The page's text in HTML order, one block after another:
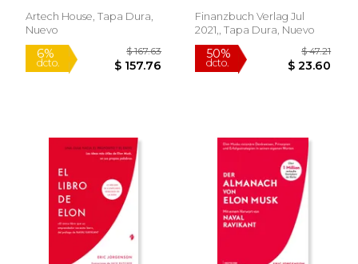
Artech House, Tapa Dura,
Nuevo
Finanzbuch Verlag Jul
2021,, Tapa Dura, Nuevo